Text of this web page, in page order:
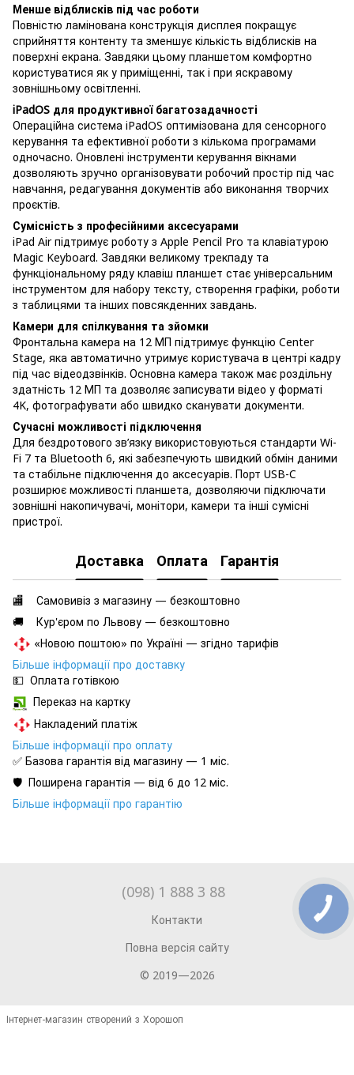
Менше відблисків під час роботи
Повністю ламінована конструкція дисплея покращує
сприйняття контенту та зменшує кількість відблисків на
поверхні екрана. Завдяки цьому планшетом комфортно
користуватися як у приміщенні, так і при яскравому
зовнішньому освітленні.
iPadOS для продуктивної багатозадачності
Операційна система iPadOS оптимізована для сенсорного
керування та ефективної роботи з кількома програмами
одночасно. Оновлені інструменти керування вікнами
дозволяють зручно організовувати робочий простір під час
навчання, редагування документів або виконання творчих
проєктів.
Сумісність з професійними аксесуарами
iPad Air підтримує роботу з Apple Pencil Pro та клавіатурою
Magic Keyboard. Завдяки великому трекпаду та
функціональному ряду клавіш планшет стає універсальним
інструментом для набору тексту, створення графіки, роботи
з таблицями та інших повсякденних завдань.
Камери для спілкування та зйомки
Фронтальна камера на 12 МП підтримує функцію Center
Stage, яка автоматично утримує користувача в центрі кадру
під час відеодзвінків. Основна камера також має роздільну
здатність 12 МП та дозволяє записувати відео у форматі
4K, фотографувати або швидко сканувати документи.
Сучасні можливості підключення
Для бездротового зв’язку використовуються стандарти Wi-
Fi 7 та Bluetooth 6, які забезпечують швидкий обмін даними
та стабільне підключення до аксесуарів. Порт USB-C
розширює можливості планшета, дозволяючи підключати
зовнішні накопичувачі, монітори, камери та інші сумісні
пристрої.
Доставка Оплата Гарантія
🏬 Самовивіз з магазину — безкоштовно
🚚 Кур'єром по Львову — безкоштовно
«Новою поштою» по Україні — згідно тарифів
Більше інформації про доставку
💵 Оплата готівкою
Переказ на картку
Накладений платіж
Більше інформації про оплату
✅ Базова гарантія від магазину — 1 міс.
🛡️ Поширена гарантія — від 6 до 12 міс.
Більше інформації про гарантію
(098) 1 888 3 88
Контакти
Повна версія сайту
© 2019—2026
Інтернет-магазин створений з Хорошоп